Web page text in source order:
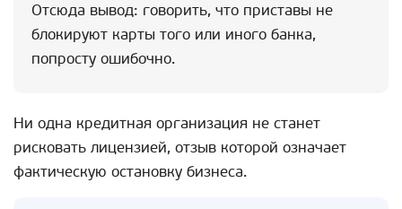
Отсюда вывод: говорить, что приставы не
блокируют карты того или иного банка,
попросту ошибочно.
Ни одна кредитная организация не станет
рисковать лицензией, отзыв которой означает
фактическую остановку бизнеса.